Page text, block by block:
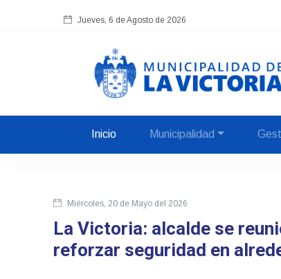
Jueves, 6 de Agosto de 2026
Inicio Municipalidad
Miércoles, 20 de Mayo del 2026
La Victoria: alcalde se
reforzar seguridad en